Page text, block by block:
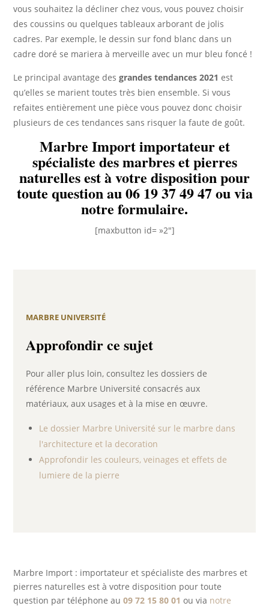
vous souhaitez la décliner chez vous, vous pouvez choisir
des coussins ou quelques tableaux arborant de jolis
cadres. Par exemple, le dessin sur fond blanc dans un
cadre doré se mariera à merveille avec un mur bleu foncé !
Le principal avantage desgrandes tendances 2021 est
qu’elles se marient toutes très bien ensemble. Si vous
refaites entièrement une pièce vous pouvez donc choisir
plusieurs de ces tendances sans risquer la faute de goût.
Marbre Import importateur et
spécialiste des marbres et pierres
naturelles est à votre disposition pour
toute question au06 19 37 49 47ou via
notre formulaire.
[maxbutton id= »2″]
MARBRE UNIVERSITÉ
Approfondir ce sujet
Pour aller plus loin, consultez les dossiers de
référence Marbre Université consacrés aux
matériaux, aux usages et à la mise en œuvre.
Le dossier Marbre Université sur le marbre dans
l'architecture et la decoration
Approfondir les couleurs, veinages et effets de
lumiere de la pierre
Marbre Import : importateur et spécialiste des marbres et
pierres naturelles est à votre disposition pour toute
question par téléphone au09 72 15 80 01 ou via notre